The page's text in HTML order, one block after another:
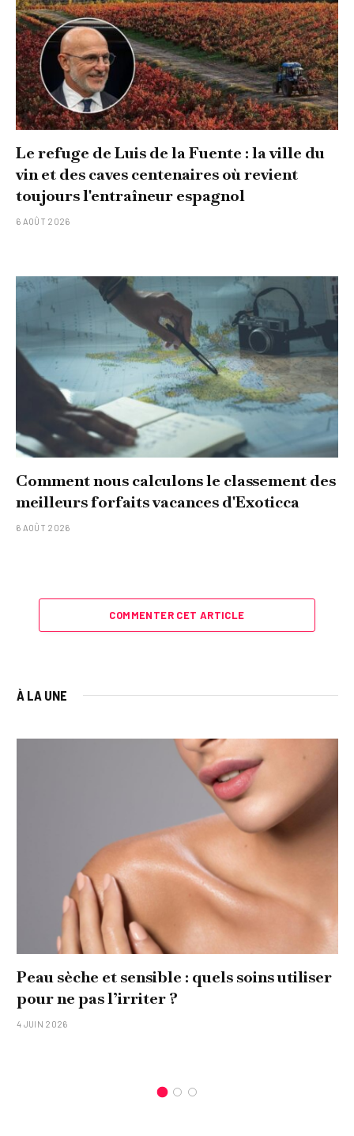
Le refuge de Luis de la Fuente : la ville du
vin et des caves centenaires où revient
toujours l'entraîneur espagnol
6 AOÛT 2026
Comment nous calculons le classement des
meilleurs forfaits vacances d'Exoticca
6 AOÛT 2026
COMMENTER CET ARTICLE
À LA UNE
Peau sèche et sensible : quels soins utiliser
pour ne pas l’irriter ?
4 JUIN 2026